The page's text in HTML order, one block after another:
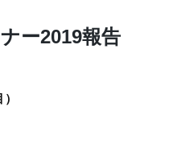
ナー2019報告
）